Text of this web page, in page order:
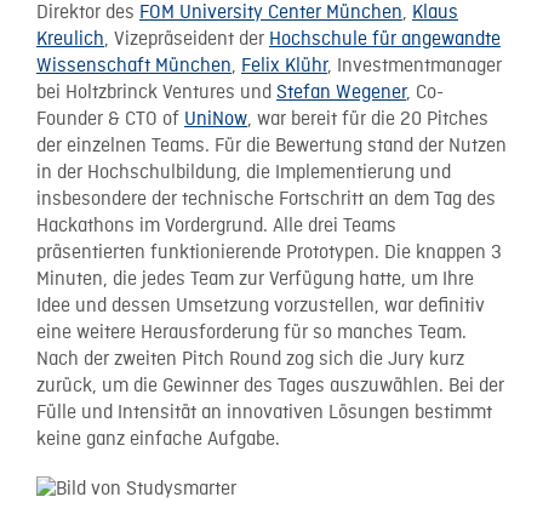
Direktor des FOM University Center München, Klaus
Kreulich, Vizepräseident der Hochschule für angewandte
Wissenschaft München, Felix Klühr, Investmentmanager
bei Holtzbrinck Ventures und Stefan Wegener, Co-
Founder & CTO of UniNow, war bereit für die 20 Pitches
der einzelnen Teams. Für die Bewertung stand der Nutzen
in der Hochschulbildung, die Implementierung und
insbesondere der technische Fortschritt an dem Tag des
Hackathons im Vordergrund. Alle drei Teams
präsentierten funktionierende Prototypen. Die knappen 3
Minuten, die jedes Team zur Verfügung hatte, um Ihre
Idee und dessen Umsetzung vorzustellen, war definitiv
eine weitere Herausforderung für so manches Team.
Nach der zweiten Pitch Round zog sich die Jury kurz
zurück, um die Gewinner des Tages auszuwählen. Bei der
Fülle und Intensität an innovativen Lösungen bestimmt
keine ganz einfache Aufgabe.